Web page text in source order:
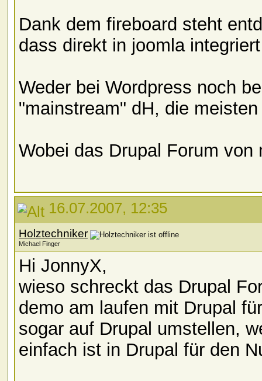
Dank dem fireboard steht
dass direkt in joomla
Weder bei Wordpress noch
"mainstream" dH, die
Wobei das Drupal Forum
16.07.2007, 12:35
Holztechniker
Michael Finger
Hi JonnyX,
wieso schreckt das Drupal
demo am laufen mit Drupal
sogar auf Drupal umstellen,
einfach ist in Drupal für den